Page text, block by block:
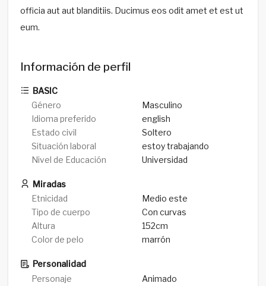
officia aut aut blanditiis. Ducimus eos odit amet et est ut
eum.
Información de perfil
BASIC
Género
Masculino
Idioma preferido
english
Estado civil
Soltero
Situación laboral
estoy trabajando
Nivel de Educación
Universidad
Miradas
Etnicidad
Medio este
Tipo de cuerpo
Con curvas
Altura
152cm
Color de pelo
marrón
Personalidad
Personaje
Animado